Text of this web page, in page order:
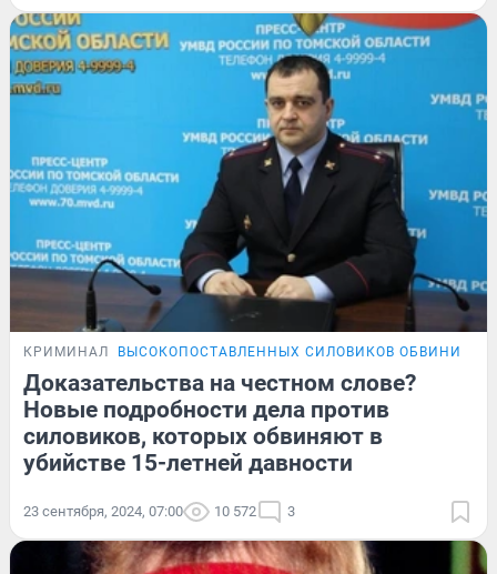
КРИМИНАЛ ВЫСОКОПОСТАВЛЕННЫХ СИЛОВИКОВ ОБВИНИЛИ
Доказательства на честном слове?
Новые подробности дела против
силовиков, которых обвиняют в
убийстве 15-летней давности
23 сентября, 2024, 07:00 10 572 3